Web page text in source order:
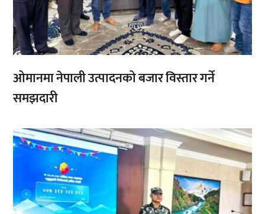
ओमानमा नेपाली उत्पादनको बजार विस्तार गर्ने
समझदारी
,